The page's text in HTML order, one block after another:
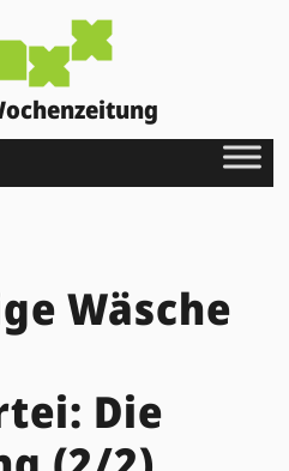
Wäsche
Die